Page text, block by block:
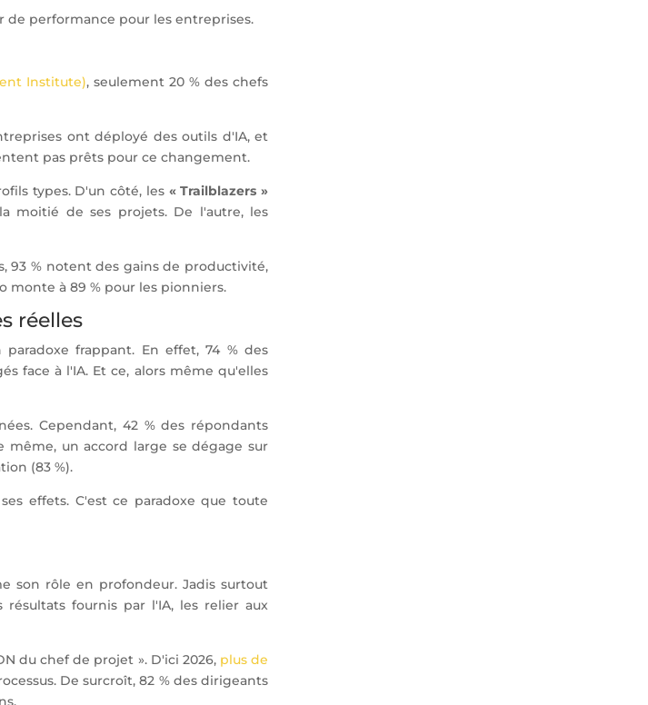
de performance pour les entreprises.
Institute), seulement 20 % des chefs
ont déployé des outils d'IA, et
pas prêts pour ce changement.
types. D'un côté, les « Trailblazers »
moitié de ses projets. De l'autre, les
93 % notent des gains de productivité,
monte à 89 % pour les pionniers.
réelles
paradoxe frappant. En effet, 74 % des
face à l'IA. Et ce, alors même qu'elles
Cependant, 42 % des répondants
même, un accord large se dégage sur
(83 %).
effets. C'est ce paradoxe que toute
son rôle en profondeur. Jadis surtout
résultats fournis par l'IA, les relier aux
du chef de projet ». D'ici 2026, plus de
De surcroît, 82 % des dirigeants